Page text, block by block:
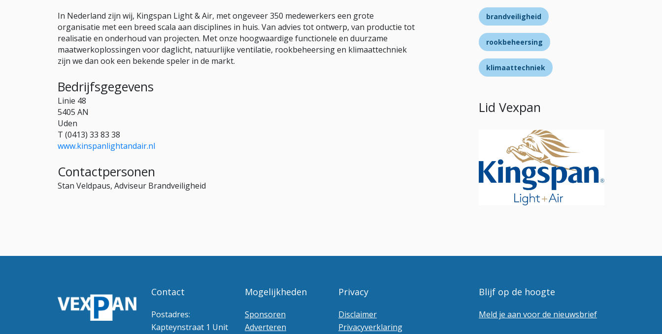
In Nederland zijn wij, Kingspan Light & Air, met ongeveer 350 medewerkers een grote
organisatie met een breed scala aan disciplines in huis. Van advies tot ontwerp, van productie tot
realisatie en onderhoud van projecten. Met onze hoogwaardige functionele en duurzame
maatwerkoplossingen voor daglicht, natuurlijke ventilatie, rookbeheersing en klimaattechniek
zijn we dan ook een bekende speler in de markt.
Bedrijfsgegevens
Linie 48
5405 AN
Uden
T (0413) 33 83 38
www.kinspanlightandair.nl
Contactpersonen
Stan Veldpaus, Adviseur Brandveiligheid
brandveiligheid
rookbeheersing
klimaattechniek
Lid Vexpan
Contact
Postadres:
Kapteynstraat 1 Unit
Mogelijkheden
Sponsoren
Adverteren
Privacy
Disclaimer
Privacyverklaring
Blijf op de hoogte
Meld je aan voor de nieuwsbrief